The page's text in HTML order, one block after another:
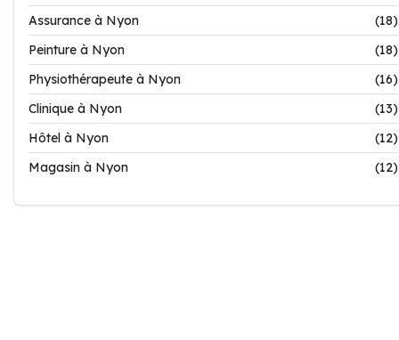
Assurance à Nyon
(18)
Peinture à Nyon
(18)
Physiothérapeute à Nyon
(16)
Clinique à Nyon
(13)
Hôtel à Nyon
(12)
Magasin à Nyon
(12)